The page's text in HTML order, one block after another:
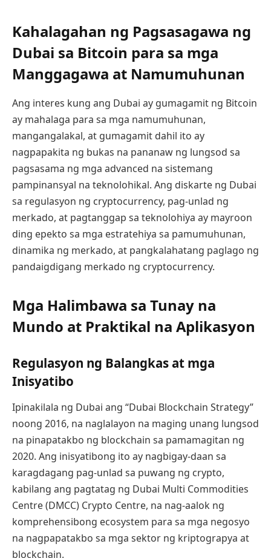
Kahalagahan ng Pagsasagawa ng
Dubai sa Bitcoin para sa mga
Manggagawa at Namumuhunan
Ang interes kung ang Dubai ay gumagamit ng Bitcoin
ay mahalaga para sa mga namumuhunan,
mangangalakal, at gumagamit dahil ito ay
nagpapakita ng bukas na pananaw ng lungsod sa
pagsasama ng mga advanced na sistemang
pampinansyal na teknolohikal. Ang diskarte ng Dubai
sa regulasyon ng cryptocurrency, pag-unlad ng
merkado, at pagtanggap sa teknolohiya ay mayroon
ding epekto sa mga estratehiya sa pamumuhunan,
dinamika ng merkado, at pangkalahatang paglago ng
pandaigdigang merkado ng cryptocurrency.
Mga Halimbawa sa Tunay na
Mundo at Praktikal na Aplikasyon
Regulasyon ng Balangkas at mga
Inisyatibo
Ipinakilala ng Dubai ang “Dubai Blockchain Strategy”
noong 2016, na naglalayon na maging unang lungsod
na pinapatakbo ng blockchain sa pamamagitan ng
2020. Ang inisyatibong ito ay nagbigay-daan sa
karagdagang pag-unlad sa puwang ng crypto,
kabilang ang pagtatag ng Dubai Multi Commodities
Centre (DMCC) Crypto Centre, na nag-aalok ng
komprehensibong ecosystem para sa mga negosyo
na nagpapatakbo sa mga sektor ng kriptograpya at
blockchain.